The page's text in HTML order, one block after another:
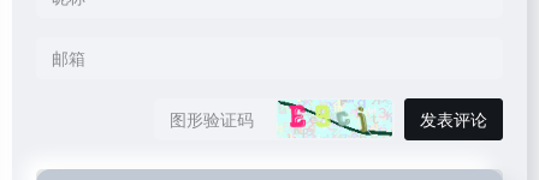
发表评论